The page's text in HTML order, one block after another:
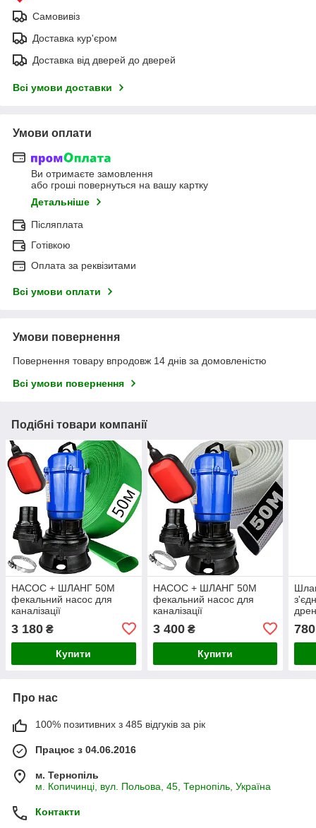
Самовивіз
Доставка кур'єром
Доставка від дверей до дверей
Всі умови доставки
Умови оплати
Ви отримаєте замовлення
або гроші повернуться на вашу картку
Детальніше
Післяплата
Готівкою
Оплата за реквізитами
Всі умови оплати
Умови повернення
Повернення товару впродовж 14 днів за домовленістю
Всі умови повернення
Подібні товари компанії
НАСОС + ШЛАНГ 50М
фекальний насос для
каналізації
3 180 ₴
Купити
НАСОС + ШЛАНГ 50М
фекальний насос для
каналізації
3 400₴
Купити
780
Про нас
100% позитивних з 485 відгуків за рік
Працює з 04.06.2016
м. Тернопіль
м. Копичинці, вул. Польова, 45, Тернопіль, Україна
Контакти